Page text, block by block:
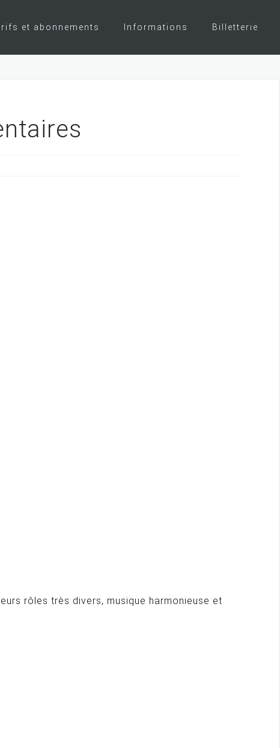
et abonnements Informations Billetterie
rôles très divers, musique harmonieuse et